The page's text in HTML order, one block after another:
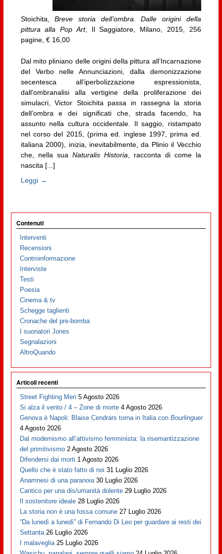
Stoichita,Breve storia dell’ombra. Dalle origini della
pittura alla Pop Art, Il Saggiatore, Milano, 2015, 256
pagine, € 16,00
Dal mito pliniano delle origini della pittura all’Incarnazione
del Verbo nelle Annunciazioni, dalla demonizzazione
secentesca all’iperbolizzazione espressionista,
dall’ombranalisi alla vertigine della proliferazione dei
simulacri, Victor Stoichita passa in rassegna la storia
dell’ombra e dei significati che, strada facendo, ha
assunto nella cultura occidentale. Il saggio, ristampato
nel corso del 2015, (prima ed. inglese 1997, prima ed.
italiana 2000), inizia, inevitabilmente, da Plinio il Vecchio
che, nella sua Naturalis Historia, racconta di come la
nascita [...]
Leggi →
Contenuti
Interventi
Recensioni
Controinformazione
Interviste
Testi
Poesia
Cinema & tv
Schegge taglienti
Cronache del pre-bomba
I suonatori Jones
Segnalazioni
AltroQuando
Articoli recenti
Street Fighting Men 5 Agosto 2026
Si alza il vento / 4 – Zone di morte 4 Agosto 2026
Genova è Napoli: Blaise Cendrars torna in Italia conBourlinguer
4 Agosto 2026
Dal modernismo all’attivismo femminista: la risemantizzazione
del primitivismo 2 Agosto 2026
Difendersi dai morti 1 Agosto 2026
Quello che è stato fatto di noi 31 Luglio 2026
Anamnesi di una paranoia 30 Luglio 2026
Cantico per una dis/umanità dolente 29 Luglio 2026
Il sostenitore ideale 28 Luglio 2026
La storia non è una fossa comune 27 Luglio 2026
“Da lunedì a lunedì” di Fernando Di Leo per guardare ai resti dei
Settanta 26 Luglio 2026
I malaveglia 25 Luglio 2026